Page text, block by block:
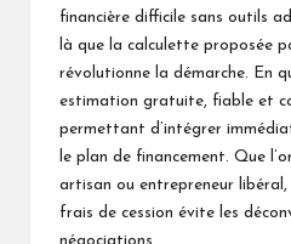
financière difficile sans outils
là que la calculette proposée
révolutionne la démarche. En
estimation gratuite, fiable et
permettant d’intégrer
le plan de financement. Que
artisan ou entrepreneur
frais de cession évite les